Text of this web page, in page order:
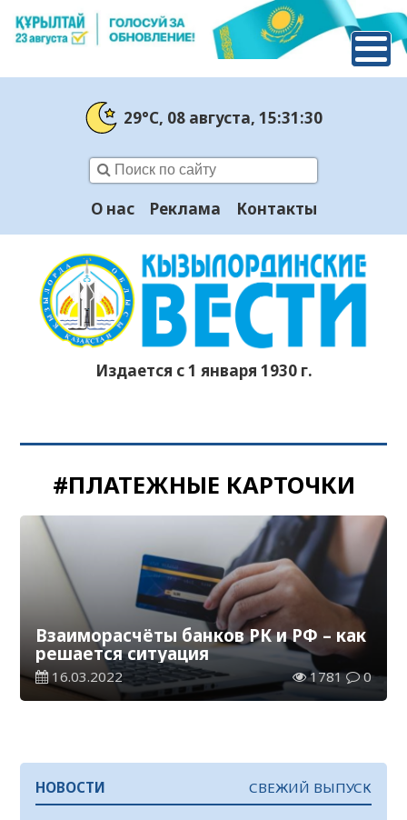
29°C, 08 августа, 15:31:30
О нас Реклама Контакты
Издается с 1 января 1930 г.
#ПЛАТЕЖНЫЕ КАРТОЧКИ
Взаиморасчёты банков РК и РФ – как
решается ситуация
16.03.2022 1781 0
НОВОСТИ СВЕЖИЙ ВЫПУСК